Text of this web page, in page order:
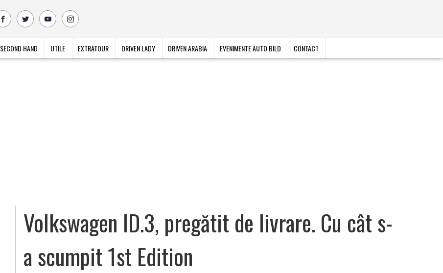
SECOND HAND UTILE EXTRATOUR DRIVEN LADY DRIVEN ARABIA EVENIMENTE AUTO BILD CONTACT
Volkswagen ID.3, pregătit de livrare. Cu cât s-
a scumpit 1st Edition